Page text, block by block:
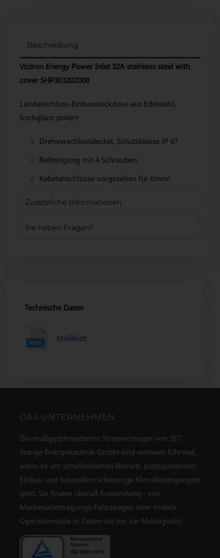
Beschreibung
Victron Energy Power Inlet 32A stainless steel with
cover SHP303202000
Landanschluss-Einbausteckdose aus Edelstahl,
hochglanz poliert
Drehverschlussdeckel, Schutzklasse IP 67
Befestigung mit 4 Schrauben
Kabelanschlüsse vorgesehen für 6mm²
Zusätzliche Informationen
Sie haben Fragen?
Technische Daten
Maßblatt
DAS UNTERNEHMEN
Die maßgeschneiderten Stromerzeuger von SET
Stange Energietechnik GmbH sind weltweit führend,
wenn es um schallisolierten Betrieb, platzsparenden
Einbau und besonders schwierige Klimabedingungen
geht. Sie finden überall Anwendung - von
Medienübertragungs-Fahrzeugen über mobile
Operationssäle in Zelten bis hin zur Motoryacht.